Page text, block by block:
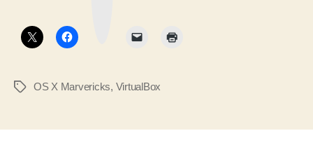
◆Mac
タ
OS X Marvericks, VirtualBox